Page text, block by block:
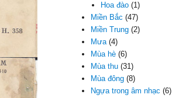
Hoa đào(1)
Miền Bắc (47)
Miền Trung (2)
Mưa(4)
Mùa hè (6)
Mùa thu (31)
Mùa đông (8)
Ngựa trong âm nhạc (6)